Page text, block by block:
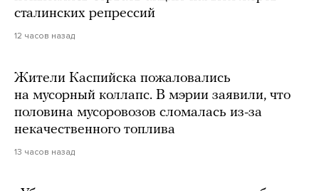
сталинских репрессий
12 часов назад
Жители Каспийска пожаловались
на мусорный коллапс. В мэрии заявили, что
половина мусоровозов сломалась из-за
некачественного топлива
13 часов назад